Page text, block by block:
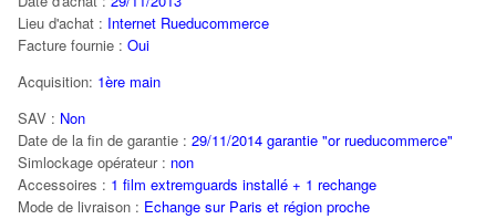
Lieu d'achat : Internet Rueducommerce
Facture fournie : Oui
Acquisition: 1ère main
SAV : Non
Date de la fin de garantie : 29/11/2014 garantie "or rueducommerce"
Simlockage opérateur : non
Accessoires : 1 film extremguards installé + 1 rechange
Mode de livraison : Echange sur Paris et région proche